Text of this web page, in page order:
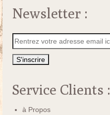
Newsletter :
Service Clients :
à Propos